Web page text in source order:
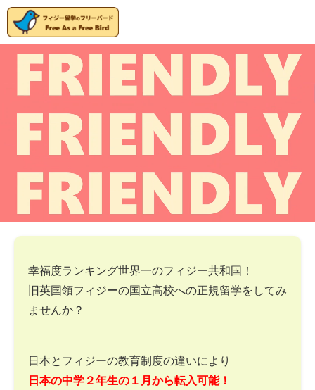
幸福度ランキング世界一のフィジー共和国！
旧英国領フィジーの国立高校への正規留学をしてみ
ませんか？
日本とフィジーの教育制度の違いにより
日本の中学２年生の１月から転入可能！